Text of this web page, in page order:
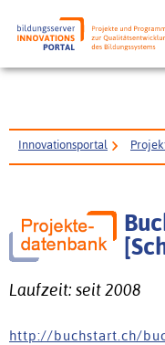
Innovationsportal
Laufzeit: seit 2008
h t t p : / / b u c h s t a r t . c h / b u